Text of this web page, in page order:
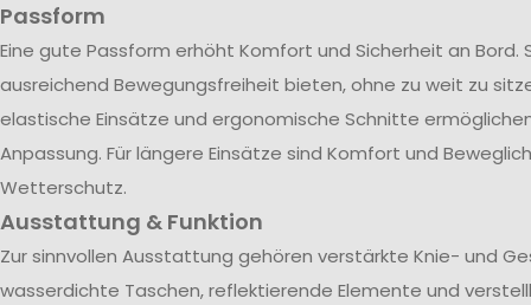
Passform
Eine gute Passform erhöht Komfort und Sicherheit an Bord.
ausreichend Bewegungsfreiheit bieten, ohne zu weit zu
elastische Einsätze und ergonomische Schnitte
Anpassung. Für längere Einsätze sind Komfort und
Wetterschutz.
Ausstattung & Funktion
Zur sinnvollen Ausstattung gehören verstärkte Knie- und
wasserdichte Taschen, reflektierende Elemente und